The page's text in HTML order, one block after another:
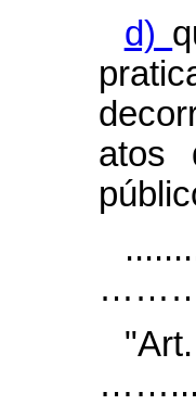
d)
atos